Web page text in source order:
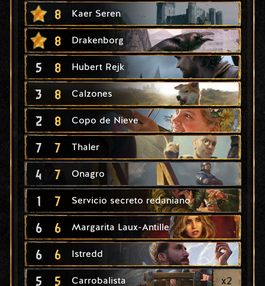
8 Kaer Seren
8 Drakenborg
5 8 Hubert Rejk
3 8 Calzones
2 8 Copo de Nieve
7 7 Thaler
4 7 Onagro
1 7 Servicio secreto redaniano
6 6 Margarita Laux-Antille
6 6 Istredd
5 5 Carrobalista x2